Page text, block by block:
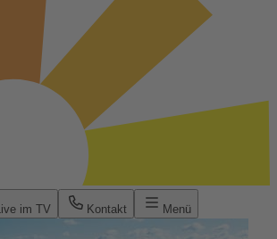
Live im TV Kontakt Menü